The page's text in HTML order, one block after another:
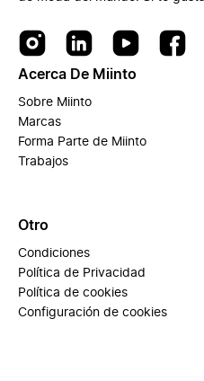
Acerca De Miinto
Sobre Miinto
Marcas
Forma Parte de Miinto
Trabajos
Otro
Condiciones
Política de Privacidad
Política de cookies
Configuración de cookies